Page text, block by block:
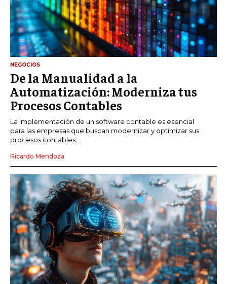
NEGOCIOS
De la Manualidad a la
Automatización: Moderniza tus
Procesos Contables
La implementación de un software contable es esencial
para las empresas que buscan modernizar y optimizar sus
procesos contables....
Ricardo Mendoza